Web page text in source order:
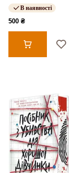
В наявності
500 ₴